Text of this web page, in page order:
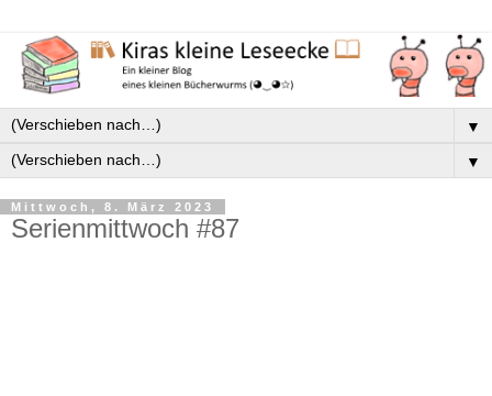
▼
▼
Mittwoch, 8. März 2023
Serienmittwoch #87